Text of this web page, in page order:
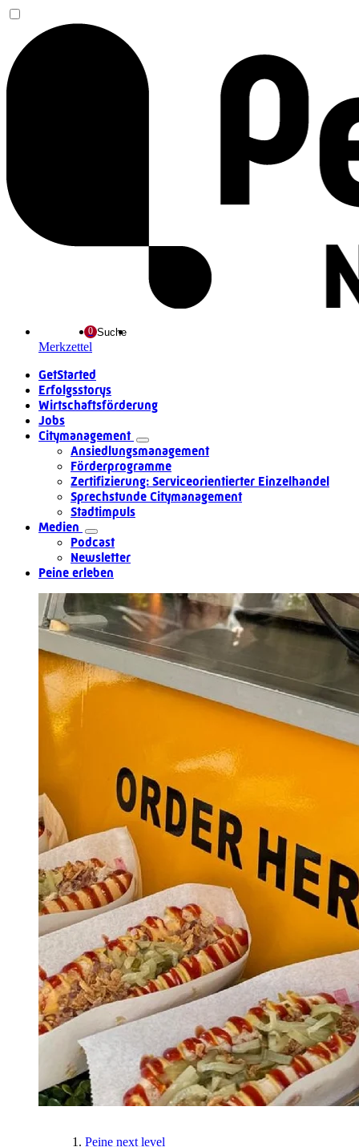
Merkzettel
Suche
GetStarted
Erfolgsstorys
Wirtschaftsförderung
Jobs
Citymanagement
Ansiedlungsmanagement
Förderprogramme
Zertifizierung: Serviceorientierter Einzelhandel
Sprechstunde Citymanagement
Stadtimpuls
Medien
Podcast
Newsletter
Peine erleben
Peine next level